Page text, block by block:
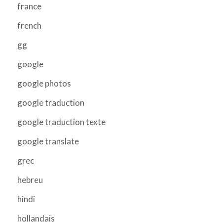
france
french
gg
google
google photos
google traduction
google traduction texte
google translate
grec
hebreu
hindi
hollandais